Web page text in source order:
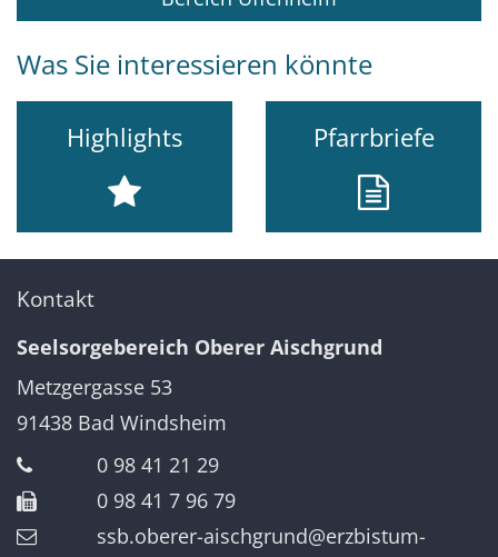
Was Sie interessieren könnte
Highlights Pfarrbriefe
Kontakt
Seelsorgebereich Oberer Aischgrund
Metzgergasse 53
91438 Bad Windsheim
0 98 41 21 29
0 98 41 7 96 79
ssb.oberer-aischgrund@erzbistum-